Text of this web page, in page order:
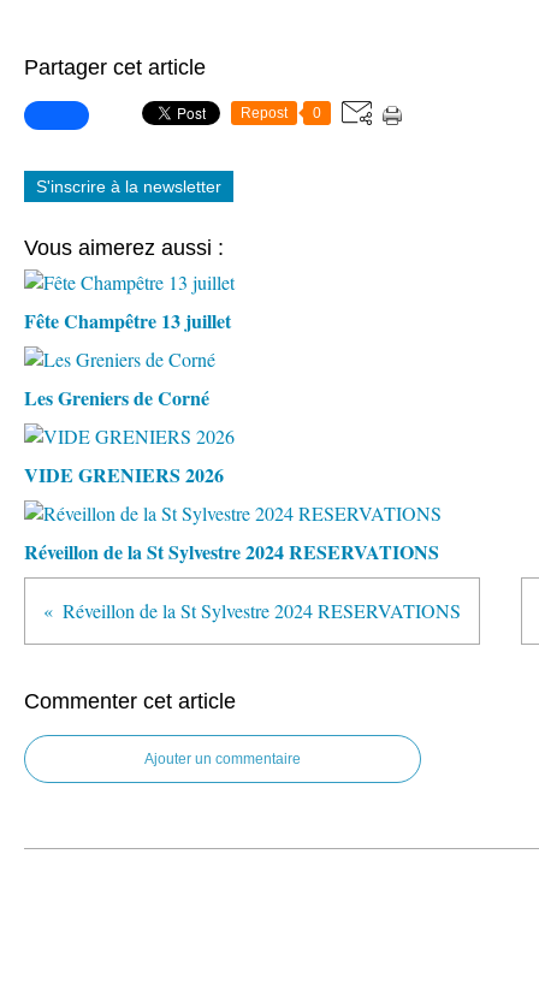
Partager cet article
Repost 0
S'inscrire à la newsletter
Vous aimerez aussi :
Fête Champêtre 13 juillet
Les Greniers de Corné
VIDE GRENIERS 2026
Réveillon de la St Sylvestre 2024 RESERVATIONS
Réveillon de la St Sylvestre 2024 RESERVATIONS
Commenter cet article
Ajouter un commentaire